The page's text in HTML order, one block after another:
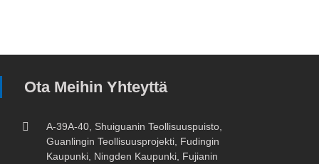
Ota Meihin Yhteyttä
A-39A-40, Shuiguanin Teollisuuspuisto,
Guanlingin Teollisuusprojekti, Fudingin
Kaupunki, Ningden Kaupunki, Fujianin